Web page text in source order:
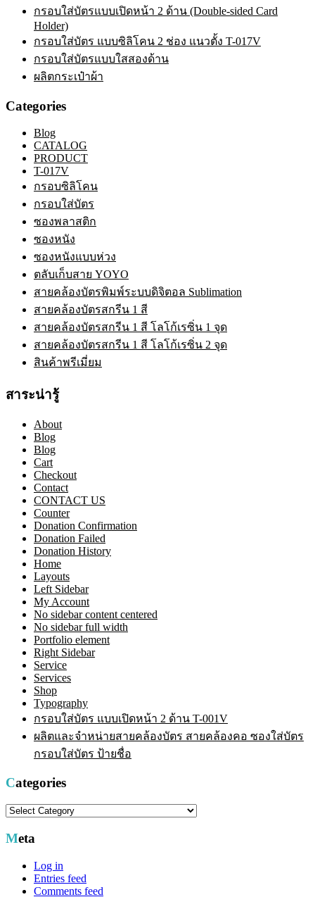
กรอบใส่บัตรแบบเปิดหน้า 2 ด้าน (Double-sided Card
Holder)
กรอบใส่บัตร แบบซิลิโคน 2 ช่อง แนวตั้ง T-017V
กรอบใส่บัตรแบบใสสองด้าน
ผลิตกระเป๋าผ้า
Categories
Blog
CATALOG
PRODUCT
T-017V
กรอบซิลิโคน
กรอบใส่บัตร
ซองพลาสติก
ซองหนัง
ซองหนังแบบห่วง
ตลับเก็บสาย YOYO
สายคล้องบัตรพิมพ์ระบบดิจิตอล Sublimation
สายคล้องบัตรสกรีน 1 สี
สายคล้องบัตรสกรีน 1 สี โลโก้เรซิ่น 1 จุด
สายคล้องบัตรสกรีน 1 สี โลโก้เรซิ่น 2 จุด
สินค้าพรีเมี่ยม
สาระน่ารู้
About
Blog
Blog
Cart
Checkout
Contact
CONTACT US
Counter
Donation Confirmation
Donation Failed
Donation History
Home
Layouts
Left Sidebar
My Account
No sidebar content centered
No sidebar full width
Portfolio element
Right Sidebar
Service
Services
Shop
Typography
กรอบใส่บัตร แบบเปิดหน้า 2 ด้าน T-001V
ผลิตและจำหน่ายสายคล้องบัตร สายคล้องคอ ซองใส่บัตร
กรอบใส่บัตร ป้ายชื่อ
Categories
Categories
Meta
Log in
Entries feed
Comments feed